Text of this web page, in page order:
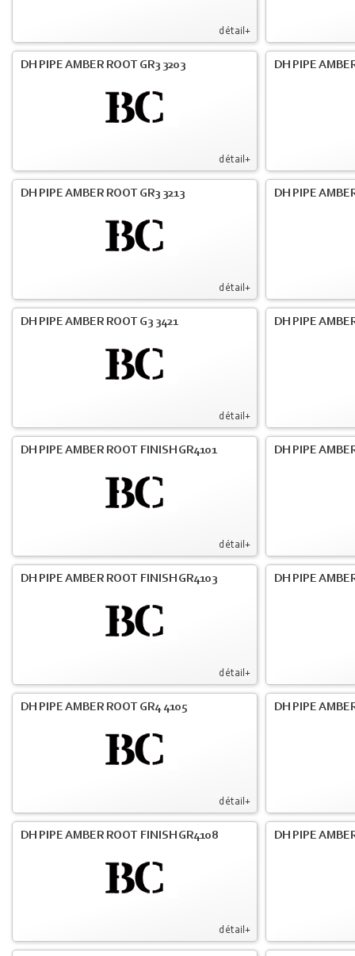
détail+
détail+
DH PIPE AMBER ROOT GR3 3203 DH PIPE
détail+
DH PIPE AMBER ROOT GR3 3213 DH PIPE
détail+
DH PIPE AMBER ROOT G3 3421 DH PIPE
détail+
DH PIPE AMBER ROOT FINISH GR4101 DH PIPE
détail+
DH PIPE AMBER ROOT FINISH GR4103 DH PIPE
détail+
DH PIPE AMBER ROOT GR4 4105 DH PIPE
détail+
DH PIPE AMBER ROOT FINISH GR4108 DH PIPE